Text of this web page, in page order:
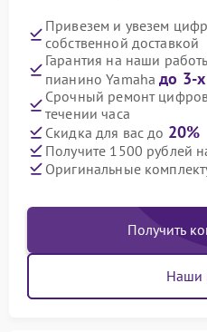
Привезем и увезем
собственной доставкой
Гарантия на наши
пианино Yamahaдо 3-
Срочный ремонт
течении часа
Скидка для вас до 20%
Получите 1500 рублей
Оригинальные
Получить
Наши